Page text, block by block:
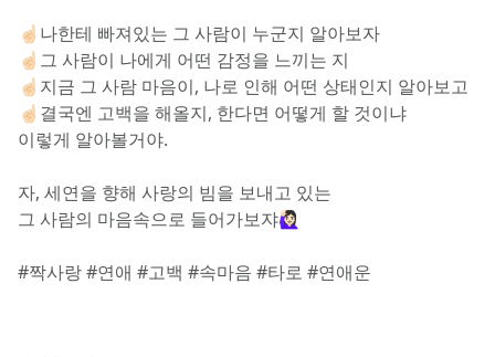
☝🏻나한테 빠져있는 그 사람이 누군지 알아보자
☝🏻그 사람이 나에게 어떤 감정을 느끼는 지
☝🏻지금 그 사람 마음이, 나로 인해 어떤 상태인지 알아보고
☝🏻결국엔 고백을 해올지, 한다면 어떻게 할 것이냐
이렇게 알아볼거야.
자, 세연을 향해 사랑의 빔을 보내고 있는
그 사람의 마음속으로 들어가보쟈🙋🏻‍♀️
#짝사랑 #연애 #고백 #속마음 #타로 #연애운